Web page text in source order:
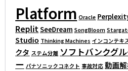
Platform Oracle
Replit SeeDream SongBloom
Studio Thinking Machines インコンテキ
クタ ステム分離 ソフトバンクグ
ー パナソニックコネクト 事故対応 動画